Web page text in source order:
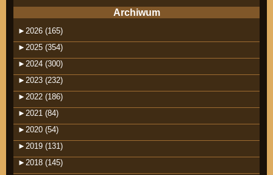
Archiwum
► 2026 (165)
► 2025 (354)
► 2024 (300)
► 2023 (232)
► 2022 (186)
► 2021 (84)
► 2020 (54)
► 2019 (131)
► 2018 (145)